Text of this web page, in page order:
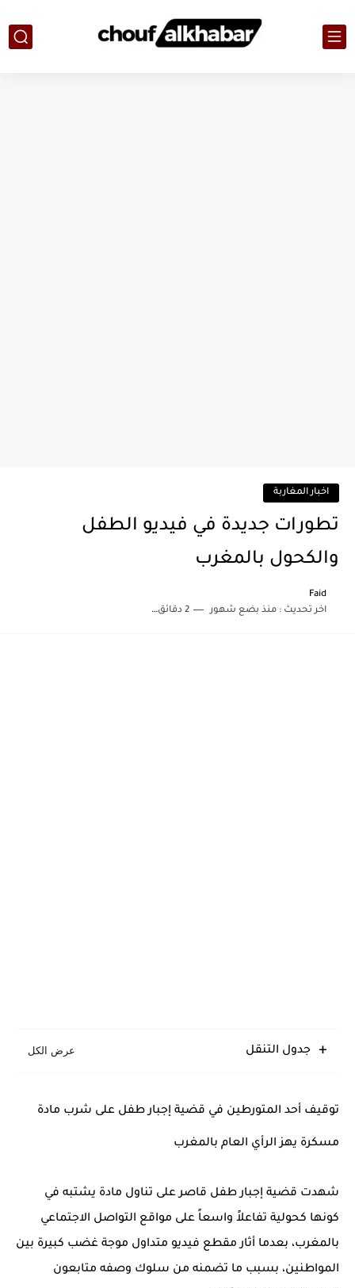
اخبار المغاربة
تطورات جديدة في فيديو الطفل
والكحول بالمغرب
Faid
اخر تحديث :منذ بضع شهور 2 دقائق للقراءة
جدول التنقل
توقيف أحد المتورطين في قضية إجبار طفل على شرب مادة
مسكرة يهز الرأي العام بالمغرب
شهدت قضية إجبار طفل قاصر على تناول مادة يشتبه في
كونها كحولية تفاعلاً واسعاً على مواقع التواصل الاجتماعي
بالمغرب، بعدما أثار مقطع فيديو متداول موجة غضب كبيرة بين
المواطنين، بسبب ما تضمنه من سلوك وصفه متابعون